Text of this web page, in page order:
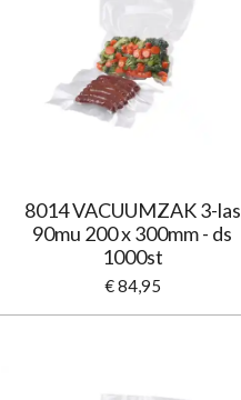
8014 VACUUMZAK 3-las
90mu 200 x 300mm - ds
1000st
€ 84,95